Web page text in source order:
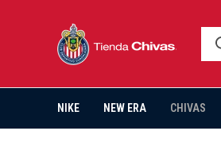
NIKE NEW ERA CHIVAS